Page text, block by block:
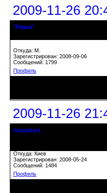
2009-11-26
*Рикка*
Откуда: М.
Зарегистрирован: 2008-09-06
Сообщений: 1799
Профиль
2009-11-26
mayalexx
Откуда: Киев
Зарегистрирован: 2008-05-24
Сообщений: 1484
Профиль